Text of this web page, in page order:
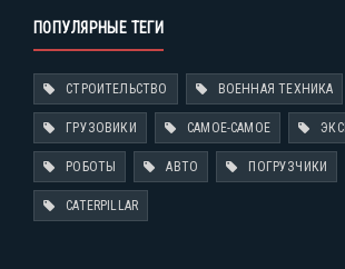
ПОПУЛЯРНЫЕ ТЕГИ
СТРОИТЕЛЬСТВО ВОЕННАЯ ТЕХНИКА
ГРУЗОВИКИ САМОЕ-САМОЕ
РОБОТЫ АВТО ПОГРУЗЧИКИ
CATERPILLAR